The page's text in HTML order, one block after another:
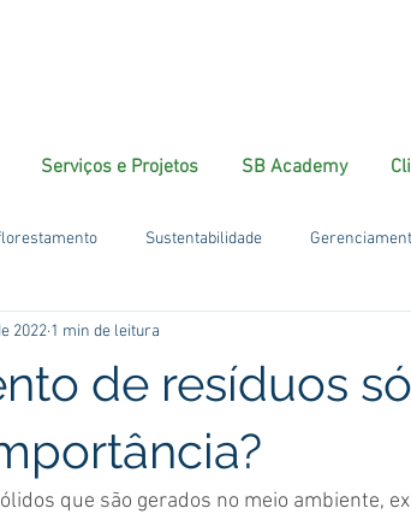
Serviços e Projetos SB Academy
Sustentabilidade
de resíduos
2022 1 min de leitura
que são gerados no meio ambiente,